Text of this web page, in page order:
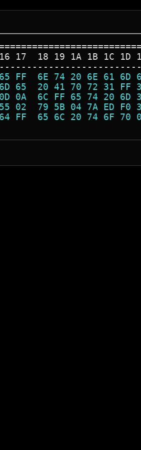
17  18 19 1A 1B 1C 1D
FF  6E 74 20 6E 61 6D
65  20 41 70 72 31 FF
0A  6C FF 65 74 20 6D
02  79 5B 04 7A ED F0
FF  65 6C 20 74 6F 70
0D